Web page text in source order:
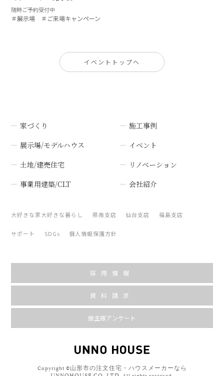
随時ご予約受付中
＃展示場 ＃ご来場キャンペーン
イベントトップへ
家づくり
施工事例
展示場/モデルハウス
イベント
土地/建売住宅
リノベーション
事業用建築/CLT
会社紹介
大好きな家大好きな暮らし 県南支店 仙台支店 福島支店
サポート SDGs 個人情報保護方針
採用情報
資料請求
施主様アンケート
Copyright ©山形市の注文住宅・ハウスメーカーなら